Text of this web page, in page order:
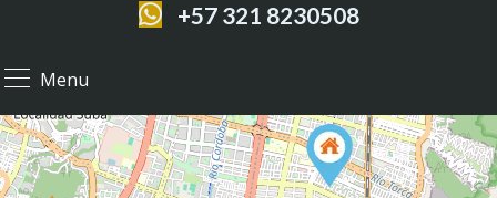
+57 321 8230508
Menu